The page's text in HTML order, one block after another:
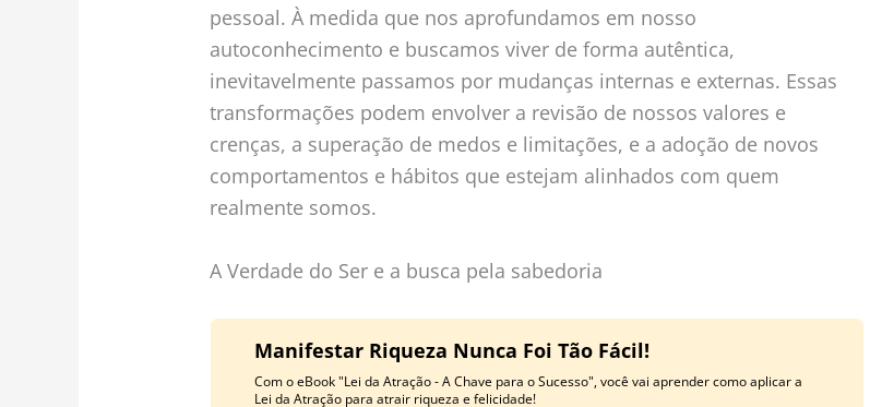
pessoal. À medida que nos aprofundamos em nosso
autoconhecimento e buscamos viver de forma autêntica,
inevitavelmente passamos por mudanças internas e externas. Essas
transformações podem envolver a revisão de nossos valores e
crenças, a superação de medos e limitações, e a adoção de novos
comportamentos e hábitos que estejam alinhados com quem
realmente somos.
A Verdade do Ser e a busca pela sabedoria
Manifestar Riqueza Nunca Foi Tão Fácil!
Com o eBook "Lei da Atração - A Chave para o Sucesso", você vai aprender como aplicar a
Lei da Atração para atrair riqueza e felicidade!